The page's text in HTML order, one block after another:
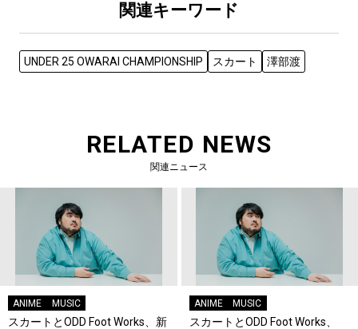
関連キーワード
UNDER 25 OWARAI CHAMPIONSHIP スカート 澤部渡
RELATED NEWS
関連ニュース
ANIME MUSIC
スカートとODD Foot Works、新
ANIME MUSIC
スカートとODD Foot Works、